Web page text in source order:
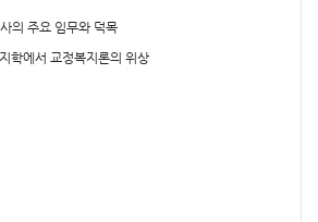
의 주요 임무와 덕목
학에서 교정복지론의 위상